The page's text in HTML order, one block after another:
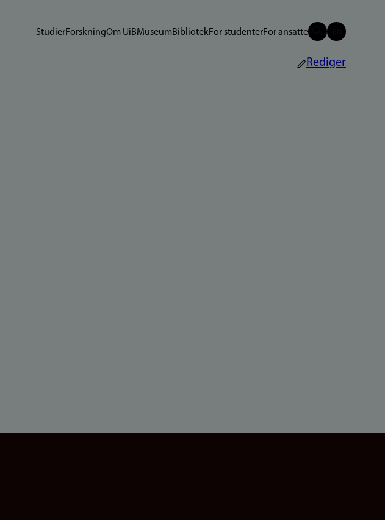
StudierForskningOm UiBMuseumBibliotekFor studenterFor ansatte
Rediger